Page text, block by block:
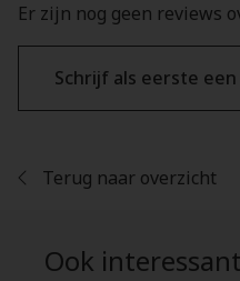
Er zijn nog geen reviews
Schrijf als eerste
Terug naar overzicht
Ook